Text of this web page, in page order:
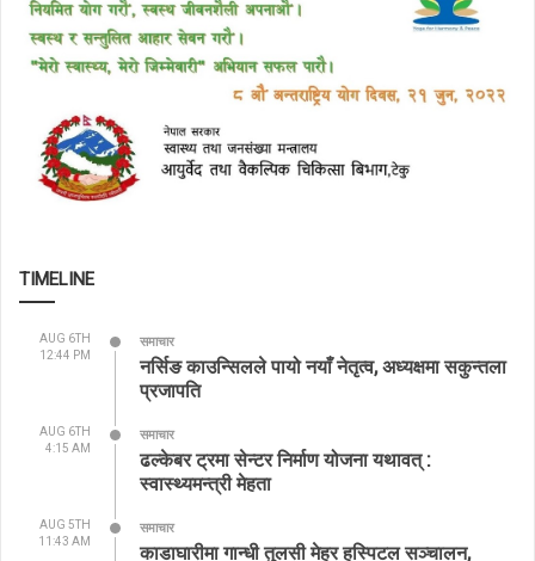
TIMELINE
AUG 6TH
12:44 PM
समाचार
नर्सिङ काउन्सिलले पायो नयाँ नेतृत्व, अध्यक्षमा सकुन्तला
प्रजापति
AUG 6TH
4:15 AM
समाचार
ढल्केबर ट्रमा सेन्टर निर्माण योजना यथावत् :
स्वास्थ्यमन्त्री मेहता
AUG 5TH
11:43 AM
समाचार
काडाघारीमा गान्धी तुलसी मेहर हस्पिटल सञ्चालन,